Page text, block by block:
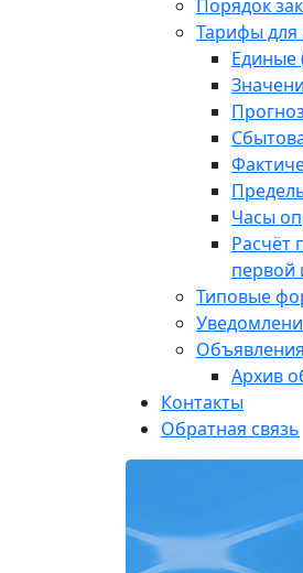
Порядок
Тарифы для
Единые
Часы
Расчёт
первой
Типовые
Архив
Контакты
Обратная связь